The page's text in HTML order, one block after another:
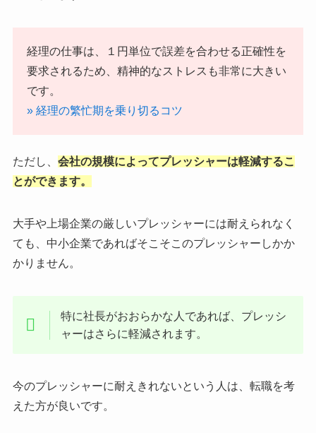
経理の仕事は、１円単位で誤差を合わせる正確性を
要求されるため、精神的なストレスも非常に大きい
です。
» 経理の繁忙期を乗り切るコツ
ただし、 会社の規模によってプレッシャーは軽減するこ
とができます。
大手や上場企業の厳しいプレッシャーには耐えられなく
ても、中小企業であればそこそこのプレッシャーしかか
かりません。
特に社長がおおらかな人であれば、プレッシ
ャーはさらに軽減されます。
今のプレッシャーに耐えきれないという人は、転職を考
えた方が良いです。